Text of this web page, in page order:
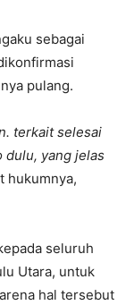
sebagai
pulang.
terkait selesai
dulu, yang jelas
hukumnya,
seluruh
Utara, untuk
hal tersebut